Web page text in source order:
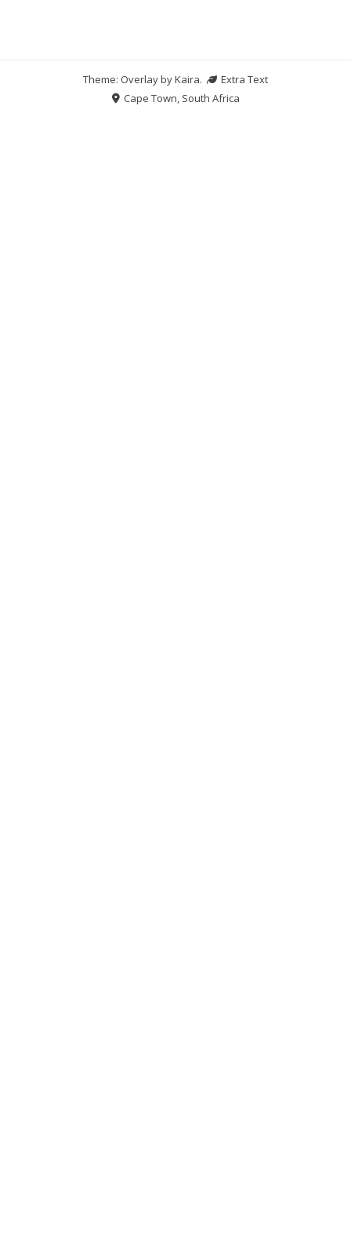
Theme: Overlay byKaira.
Extra Text
Cape Town, South Africa